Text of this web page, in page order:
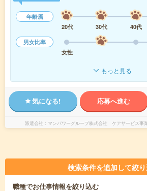
年齢層
20代
30代 40代
男女比率
女性
もっと見る
気になる! 応募へ進む
派遣会社 マンパワーグループ株式会社 ケアサービス事
検索条件を追加して絞
職種でお仕事情報を絞り込む